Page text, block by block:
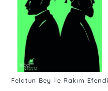
Felatun Bey İle Rakım Efendi